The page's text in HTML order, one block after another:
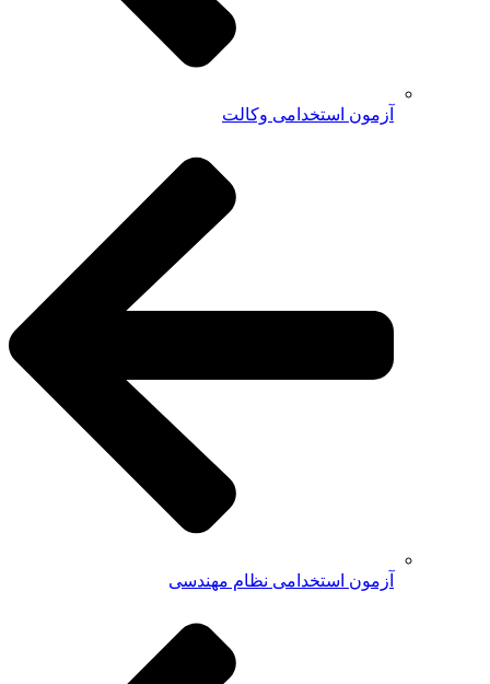
آزمون استخدامی وکالت
آزمون استخدامی نظام مهندسی